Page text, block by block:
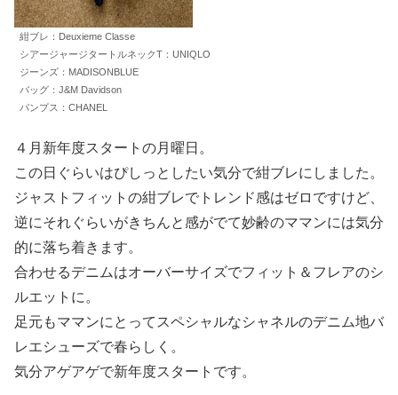
紺ブレ：Deuxieme Classe
シアージャージタートルネックT：UNIQLO
ジーンズ：MADISONBLUE
バッグ：J&M Davidson
パンプス：CHANEL
４月新年度スタートの月曜日。
この日ぐらいはぴしっとしたい気分で紺ブレにしました。
ジャストフィットの紺ブレでトレンド感はゼロですけど、
逆にそれぐらいがきちんと感がでて妙齢のママンには気分
的に落ち着きます。
合わせるデニムはオーバーサイズでフィット＆フレアのシ
ルエットに。
足元もママンにとってスペシャルなシャネルのデニム地バ
レエシューズで春らしく。
気分アゲアゲで新年度スタートです。